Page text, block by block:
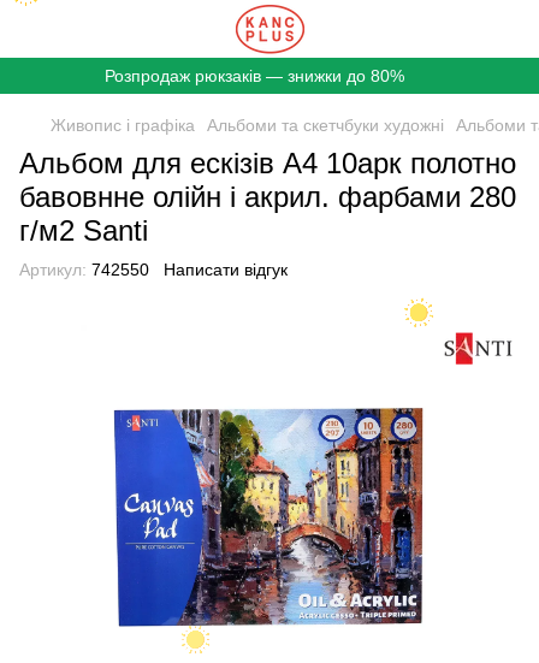
Розпродаж рюкзаків — знижки до 80%
Живопис і графіка Альбоми та скетчбуки художні Альбоми
Альбом для ескізів А4 10арк полотно
бавовнне олійн і акрил. фарбами 280
г/м2 Santi
Артикул: 742550 Написати відгук